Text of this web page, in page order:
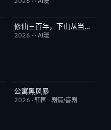
完结 5.0修仙三百年，下山从当奶爸开始
2026 · · AI漫
更新至第08集
公寓黑风暴
2026 · 韩国 · 剧情/喜剧